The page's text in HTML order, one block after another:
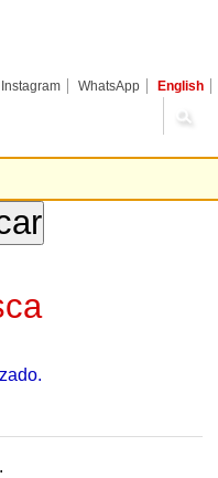
Instagram WhatsApp English